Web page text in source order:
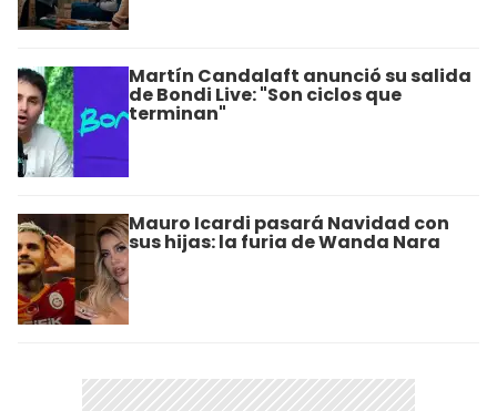
Martín Candalaft anunció su salida
de Bondi Live: "Son ciclos que
terminan"
Mauro Icardi pasará Navidad con
sus hijas: la furia de Wanda Nara